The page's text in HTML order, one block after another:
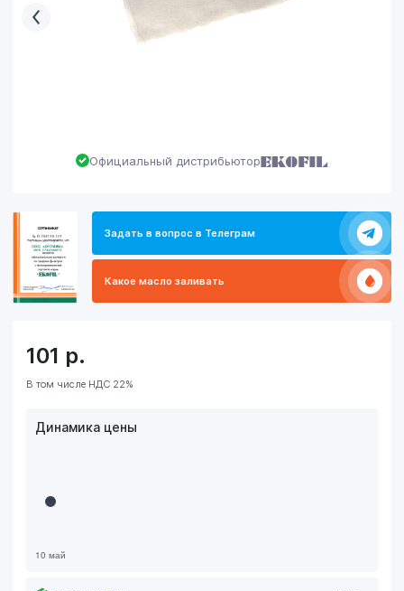
Официальный дистрибьютор
Задать в вопрос в Телеграм
Какое масло заливать
101 р.
В том числе НДС 22%
Динамика цены